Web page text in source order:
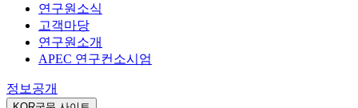
연구원소식
고객마당
연구원소개
APEC 연구컨소시엄
정보공개